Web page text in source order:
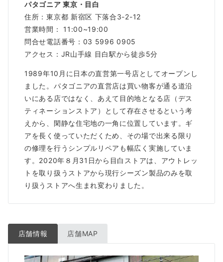
パタゴニア 東京・目白
住所：東京都 新宿区 下落合3-2-12
営業時間： 11:00~19:00
問合せ電話番号：03 5996 0905
アクセス：JR山手線 目白駅から徒歩5分
1989年10月に日本の直営第一号店としてオープンし
ました。パタゴニアの直営店は買い物客が通る道沿
いにある店ではなく、あえて目的地となる店（デス
ティネーションストア）として存在させるという考
えから、閑静な住宅地の一角に位置しています。ギ
アを長く使っていただくため、その場で出来る限り
の修理を行うシンプルリペアも幅広く実施していま
す。2020年８月31日から目白ストアは、アウトレッ
トを取り扱うストアから現行シーズン製品のみを取
り扱うストアへ生まれ変わりました。
店舗情報 店舗MAP